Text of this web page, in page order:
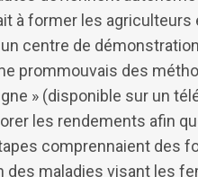
à former les
centre de
prommouvais des
» (disponible sur un
les rendements afin
comprennaient des
des maladies visant les